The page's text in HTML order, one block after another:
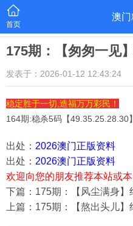
首页
澳门
175期：【匆匆一见
发表于：2026-01-12 12:43:24
稳定胜于一切,造福万万彩民！
164期:稳杀5码【49.35.25.28.30
出处： 2026澳门正版资料
出处： 2026澳门正版资料
欢迎向您的朋友推荐本站或
下篇：175期：【风尘满身
上篇：175期：【熬出头儿】